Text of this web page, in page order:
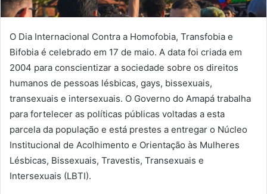
O Dia Internacional Contra a Homofobia, Transfobia e
Bifobia é celebrado em 17 de maio. A data foi criada em
2004 para conscientizar a sociedade sobre os direitos
humanos de pessoas lésbicas, gays, bissexuais,
transexuais e intersexuais. O Governo do Amapá trabalha
para fortelecer as políticas públicas voltadas a esta
parcela da população e está prestes a entregar o Núcleo
Institucional de Acolhimento e Orientação às Mulheres
Lésbicas, Bissexuais, Travestis, Transexuais e
Intersexuais (LBTI).